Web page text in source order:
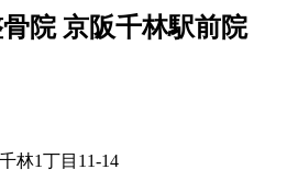
院 京阪千林駅前院
林1丁目11-14